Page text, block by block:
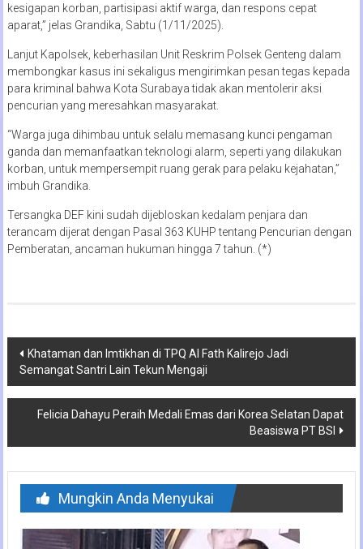
kesigapan korban, partisipasi aktif warga, dan respons cepat
aparat,” jelas Grandika, Sabtu (1/11/2025).
Lanjut Kapolsek, keberhasilan Unit Reskrim Polsek Genteng dalam
membongkar kasus ini sekaligus mengirimkan pesan tegas kepada
para kriminal bahwa Kota Surabaya tidak akan mentolerir aksi
pencurian yang meresahkan masyarakat.
“Warga juga dihimbau untuk selalu memasang kunci pengaman
ganda dan memanfaatkan teknologi alarm, seperti yang dilakukan
korban, untuk mempersempit ruang gerak para pelaku kejahatan,”
imbuh Grandika.
Tersangka DEF kini sudah dijebloskan kedalam penjara dan
terancam dijerat dengan Pasal 363 KUHP tentang Pencurian dengan
Pemberatan, ancaman hukuman hingga 7 tahun. (*)
Navigasi
pos
Khataman dan Imtikhan di TPQ Al Fath Kalirejo Jadi
Semangat Santri Lain Tekun Mengaji
Felicia Dahayu Peraih Medali Emas dari Korea Selatan Dapat
Beasiswa PT BSI
Mungkin Anda Menyukai